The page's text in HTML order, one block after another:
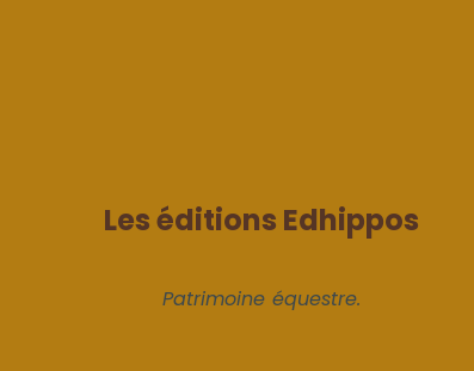
Les éditions Edhippos
Patrimoine équestre.